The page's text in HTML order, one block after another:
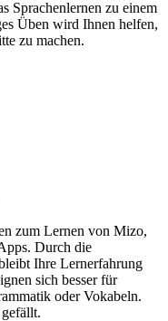
Sprachenlernen zu einem
Üben wird Ihnen helfen,
zu machen.
zum Lernen von Mizo,
Durch die
Ihre Lernerfahrung
sich besser für
oder Vokabeln.